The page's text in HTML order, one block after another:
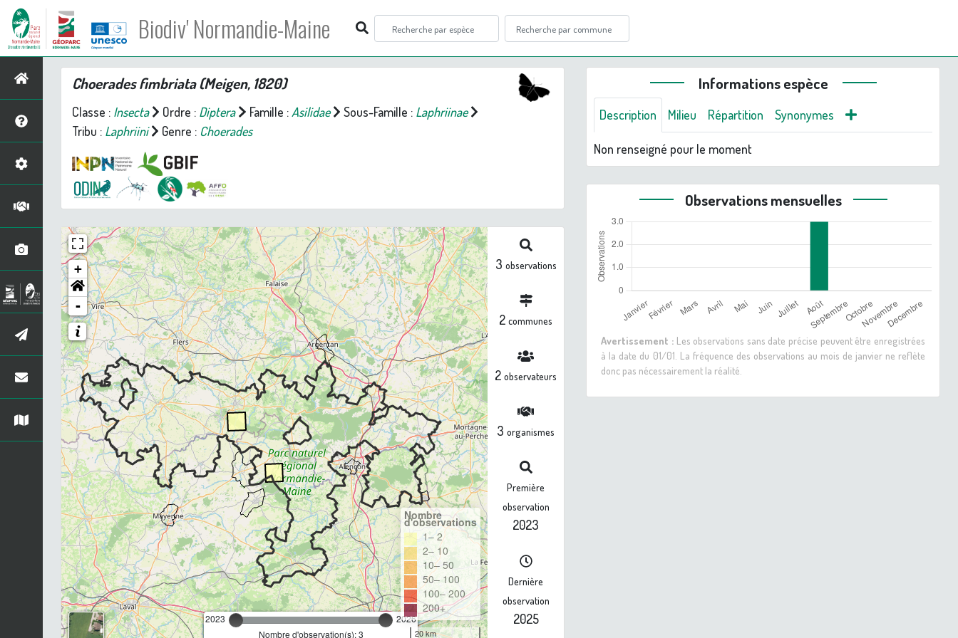
Biodiv' Normandie-Maine
Choerades fimbriata(Meigen, 1820)
Classe : Insecta Ordre : Diptera Famille :Asilidae Sous-Famille : Laphriinae
Tribu : Laphriini Genre : Choerades
+
-
2023
2026
Nombre d'observation(s): 3
Nombre
d'observations
1– 2
2– 10
10– 50
50– 100
100– 200
200+
20 km
3 observations
2 communes
2 observateurs
3organismes
Première
observation
2023
Dernière
observation
2025
Informations espèce
Description Milieu Répartition Synonymes
Non renseigné pour le moment
Observations mensuelles
Avertissement :Les observations sans date précise peuvent être enregistrées
à la date du 01/01. La fréquence des observations au mois de janvier ne reflète
donc pas nécessairement la réalité.